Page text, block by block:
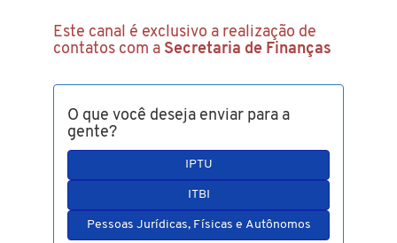
Este canal é exclusivo a realização de
contatos com a Secretaria de Finanças
O que você deseja enviar para a
gente?
IPTU
ITBI
Pessoas Jurídicas, Físicas e Autônomos